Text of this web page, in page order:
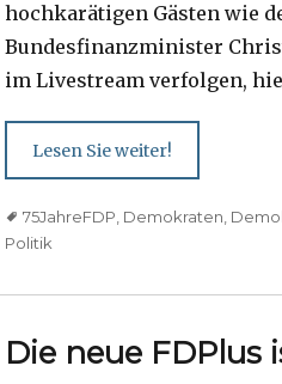
hochkarätigen Gästen wie
Bundesfinanzminister
im Livestream verfolgen,
Lesen Sie weiter!
Tags75JahreFDP, Demokraten,
Politik
Die neue FDPlus